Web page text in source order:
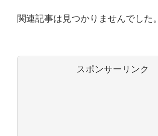
関連記事は見つかりませんでした。
スポンサーリンク